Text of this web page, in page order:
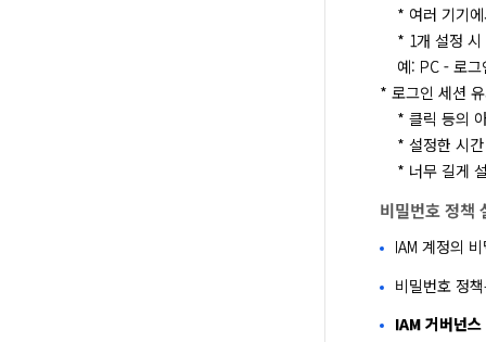
* 로그인 세션
* 너무 길
비밀번호 정책
IAM 계정의
비밀번호 정
IAM 거버넌스